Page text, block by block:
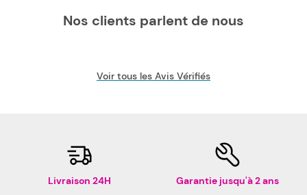
Nos clients parlent de nous
Voir tous les Avis Vérifiés
Livraison 24H Garantie jusqu'à 2 ans